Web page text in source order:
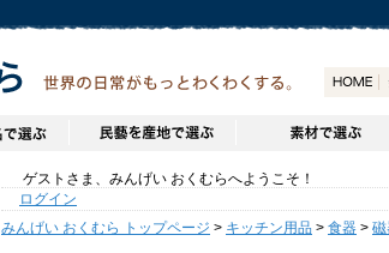
ゲストさま、みんげい おくむらへようこそ！
ログイン
みんげい おくむら トップページ > キッチン用品 > 食器 >